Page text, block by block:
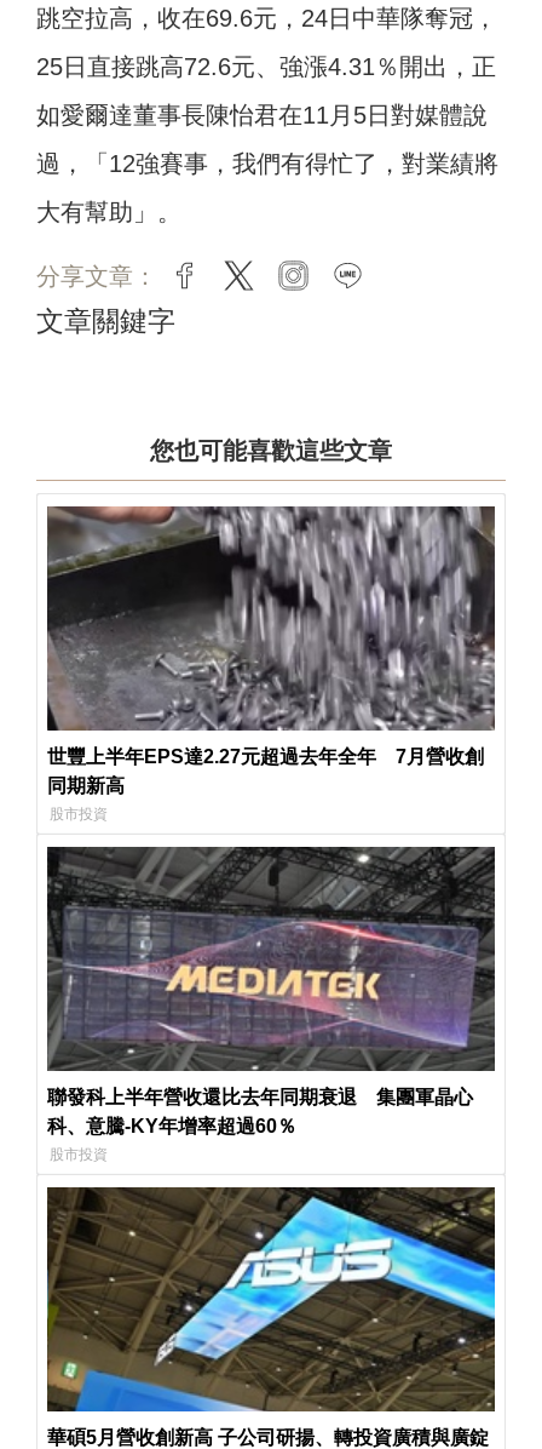
跳空拉高，收在69.6元，24日中華隊奪冠，
25日直接跳高72.6元、強漲4.31％開出，正
如愛爾達董事長陳怡君在11月5日對媒體說
過，「12強賽事，我們有得忙了，對業績將
大有幫助」。
分享文章： facebook
twitter instagram
文章關鍵字
您也可能喜歡這些文章
世豐上半年EPS達2.27元超過去年全年 7月營收創
同期新高
股市投資
聯發科上半年營收還比去年同期衰退 集團軍晶心
科、意騰-KY年增率超過60％
股市投資
華碩5月營收創新高 子公司研揚、轉投資廣積與廣錠